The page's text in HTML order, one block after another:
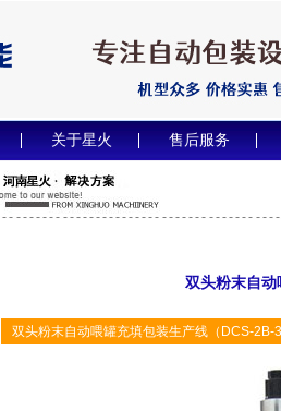
关于星火 售后服务
双头粉末自动
双头粉末自动喂罐充填包装生产线（DCS-2B-3